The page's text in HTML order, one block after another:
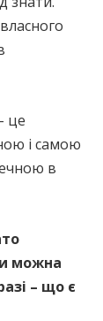
це
і самою
в
можна
– що є